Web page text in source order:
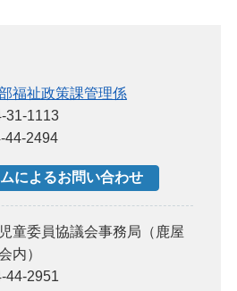
福祉政策課管理係
31-1113
44-2494
童委員協議会事務局（鹿屋
内）
44-2951